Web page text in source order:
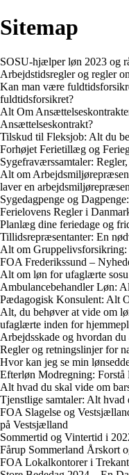
Sitemap
SOSU-hjælper løn 2023 og
Arbejdstidsregler og regler
Kan man være
fuldtidsforsikret?
Alt Om
Ansættelseskontrakt?
Tilskud til Fleksjob: Alt du
Forhøjet Ferietillæg og
Sygefraværssamtaler:
Alt om
laver en
Sygedagpenge og
Ferielovens Regler i
Planlæg dine feriedage og
Tillidsrepræsentanter: En
Alt om
FOA Frederikssund –
Alt om løn for ufaglærte
Ambulancebehandler Løn:
Pædagogisk Konsulent: Alt
Alt, du behøver at vide om
ufaglærte inden for
Arbejdsskade og hvordan
Regler og retningslinjer for
Hvor kan jeg se min
Efterløn Modregning: Forstå
Alt hvad du skal vide om
Tjenstlige samtaler: Alt hvad
FOA Slagelse og
på Vestsjælland
Sommertid og Vintertid i
Fårup Sommerland Årskort
FOA Lokalkontorer i